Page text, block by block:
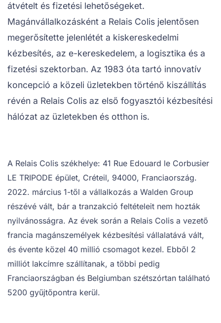
átvételt és fizetési lehetőségeket.
Magánvállalkozásként a Relais Colis jelentősen
megerősítette jelenlétét a kiskereskedelmi
kézbesítés, az e-kereskedelem, a logisztika és a
fizetési szektorban. Az 1983 óta tartó innovatív
koncepció a közeli üzletekben történő kiszállítás
révén a Relais Colis az első fogyasztói kézbesítési
hálózat az üzletekben és otthon is.
A Relais Colis székhelye: 41 Rue Edouard le Corbusier
LE TRIPODE épület, Créteil, 94000, Franciaország.
2022. március 1-től a vállalkozás a Walden Group
részévé vált, bár a tranzakció feltételeit nem hozták
nyilvánosságra. Az évek során a Relais Colis a vezető
francia magánszemélyek kézbesítési vállalatává vált,
és évente közel 40 millió csomagot kezel. Ebből 2
milliót lakcímre szállítanak, a többi pedig
Franciaországban és Belgiumban szétszórtan található
5200 gyűjtőpontra kerül.